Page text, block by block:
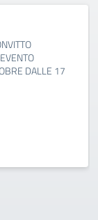
DALLE 17